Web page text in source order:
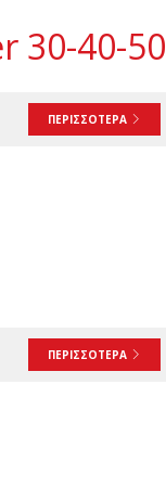
30-40-50
ΠΕΡΙΣΣΟΤΕΡΑ
ΠΕΡΙΣΣΟΤΕΡΑ